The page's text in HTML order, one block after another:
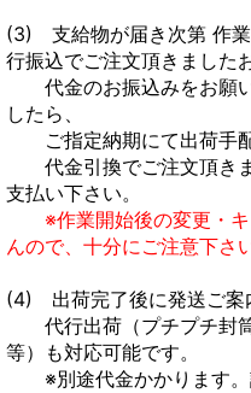
(3) 支給物が届き次第 作
行振込でご注文頂きました
代金のお振込みをお願い
したら、
ご指定納期にて出荷手
代金引換でご注文頂きま
支払い下さい。
※作業開始後の変更・キ
んので、十分にご注意下さい
(4) 出荷完了後に発送ご案
代行出荷（プチプチ封
等）も対応可能です。
※別途代金かかります。